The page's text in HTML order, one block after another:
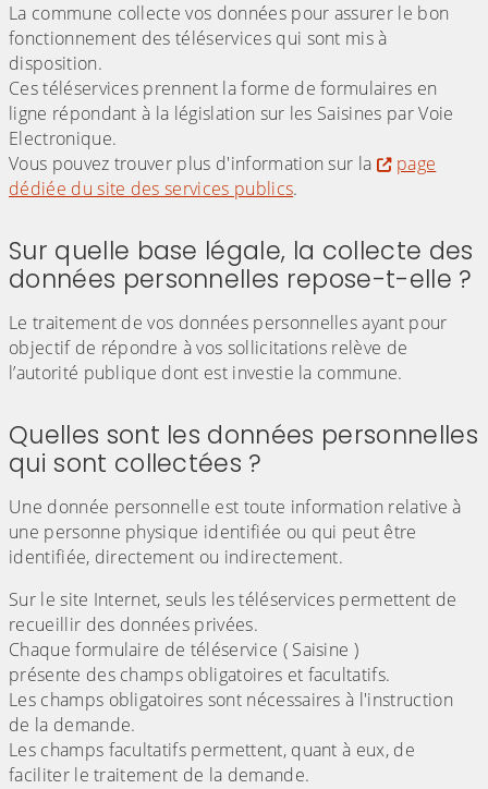
La commune collecte vos données pour assurer le bon
fonctionnement des téléservices qui sont mis à
disposition.
Ces téléservices prennent la forme de formulaires en
ligne répondant à la législation sur les Saisines par Voie
Electronique.
Vous pouvez trouver plus d'information sur la
page
dédiée du site des services publics.
Sur quelle base légale, la collecte des
données personnelles repose-t-elle ?
Le traitement de vos données personnelles ayant pour
objectif de répondre à vos sollicitations relève de
l’autorité publique dont est investie la commune.
Quelles sont les données personnelles
qui sont collectées ?
Une donnée personnelle est toute information relative à
une personne physique identifiée ou qui peut être
identifiée, directement ou indirectement.
Sur le site Internet, seuls les téléservices permettent de
recueillir des données privées.
Chaque formulaire de téléservice ( Saisine )
présente des champs obligatoires et facultatifs.
Les champs obligatoires sont nécessaires à l'instruction
de la demande.
Les champs facultatifs permettent, quant à eux, de
faciliter le traitement de la demande.